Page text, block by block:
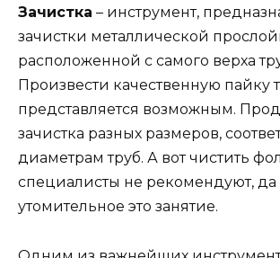
Зачистка – инструмент,
зачистки металлической
расположенной с самого верха
Произвести качественную пайку
представляется возможным.
зачистка разных размеров,
диаметрам труб. А вот чистить
специалисты не рекомендуют,
утомительное это занятие.